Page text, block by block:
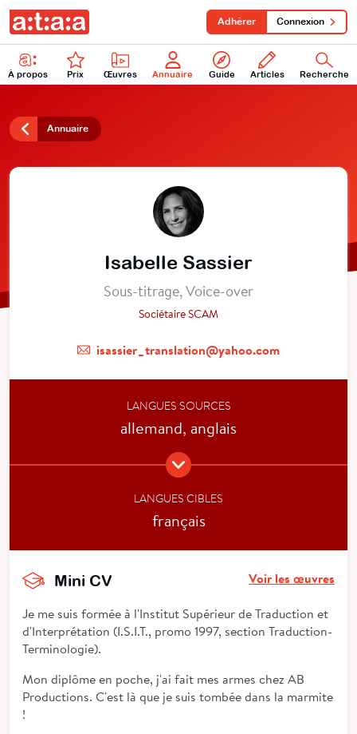
À propos Prix Œuvres Annuaire Guide Articles Recherche
Adhérer Connexion
Annuaire
Isabelle Sassier
Sous-titrage, Voice-over
Sociétaire SCAM
isassier_translation@yahoo.com
LANGUES SOURCES
allemand, anglais
LANGUES CIBLES
français
Mini CV Voir les œuvres
Je me suis formée à l'Institut Supérieur de Traduction et
d'Interprétation (I.S.I.T., promo 1997, section Traduction-
Terminologie).
Mon diplôme en poche, j'ai fait mes armes chez AB
Productions. C'est là que je suis tombée dans la marmite
!